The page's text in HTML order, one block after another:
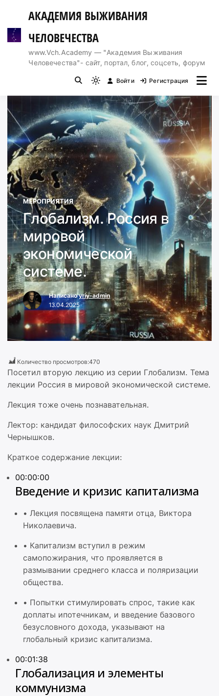
содержимому
АКАДЕМИЯ ВЫЖИВАНИЯ
ЧЕЛОВЕЧЕСТВА
www.Vch.Academy — "Академия Выживания
Человечества"- сайт, портал, блог, соцсеть, форум
Light
mode
(click
to
switch
to
dark)
Войти Регистрация
МЕРОПРИЯТИЯ
Глобализм. Россия в
мировой
экономической
системе.
Написаноyriy-admin
13.04.2025
Количество просмотров:470
Посетил вторую лекцию из серии Глобализм. Тема
лекции Россия в мировой экономической системе.
Лекция тоже очень познавательная.
Лектор: кандидат философских наук Дмитрий
Чернышков.
Краткое содержание лекции:
00:00:00
Введение и кризис капитализма
• Лекция посвящена памяти отца, Виктора
Николаевича.
• Капитализм вступил в режим
самопожирания, что проявляется в
размывании среднего класса и поляризации
общества.
• Попытки стимулировать спрос, такие как
доплаты ипотечникам, и введение базового
безусловного дохода, указывают на
глобальный кризис капитализма.
00:01:38
Глобализация и элементы
коммунизма